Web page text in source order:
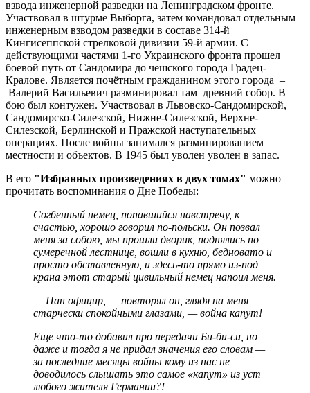
взвода инженерной разведки на Ленинградском фронте.
Участвовал в штурме Выборга, затем командовал отдельным
инженерным взводом разведки в составе 314-й
Кингисеппской стрелковой дивизии 59-й армии. С
действующими частями 1-го Украинского фронта прошел
боевой путь от Сандомира до чешского города Градец-
Кралове. Является почётным гражданином этого города –
Валерий Васильевич разминировал там древний собор. В
бою был контужен. Участвовал в Львовско-Сандомирской,
Сандомирско-Силезской, Нижне-Силезской, Верхне-
Силезской, Берлинской и Пражской наступательных
операциях. После войны занимался разминированием
местности и объектов. В 1945 был уволен уволен в запас.
В его "Избранных произведениях в двух томах" можно
прочитать воспоминания о Дне Победы:
Согбенный немец, попавшийся навстречу, к
счастью, хорошо говорил по-польски. Он позвал
меня за собою, мы прошли дворик, поднялись по
сумеречной лестнице, вошли в кухню, бедновато и
просто обставленную, и здесь-то прямо из-под
крана этот старый цивильный немец напоил меня.
— Пан официр, — повторял он, глядя на меня
старчески спокойными глазами, — война капут!
Еще что-то добавил про передачи Би-би-си, но
даже и тогда я не придал значения его словам —
за последние месяцы войны кому из нас не
доводилось слышать это самое «капут» из уст
любого жителя Германии?!